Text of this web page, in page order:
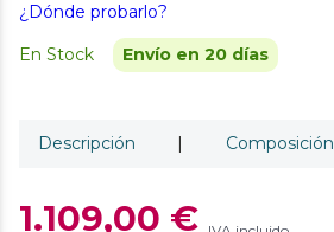
¿Dónde probarlo?
En Stock
Envío en 20 días
Descripción | Composición
1.109,00 €